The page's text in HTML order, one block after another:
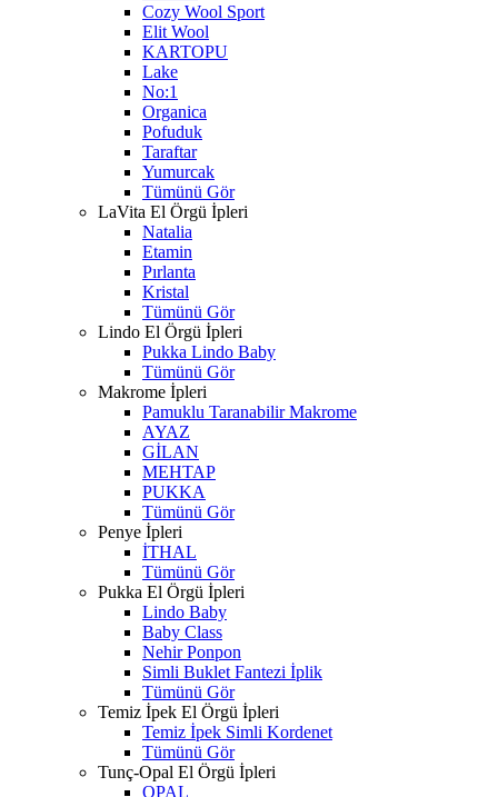
Cozy Wool Sport
Elit Wool
KARTOPU
Lake
No:1
Organica
Pofuduk
Taraftar
Yumurcak
Tümünü Gör
LaVita El Örgü İpleri
Natalia
Etamin
Pırlanta
Kristal
Tümünü Gör
Lindo El Örgü İpleri
Pukka Lindo Baby
Tümünü Gör
Makrome İpleri
Pamuklu Taranabilir Makrome
AYAZ
GİLAN
MEHTAP
PUKKA
Tümünü Gör
Penye İpleri
İTHAL
Tümünü Gör
Pukka El Örgü İpleri
Lindo Baby
Baby Class
Nehir Ponpon
Simli Buklet Fantezi İplik
Tümünü Gör
Temiz İpek El Örgü İpleri
Temiz İpek Simli Kordenet
Tümünü Gör
Tunç-Opal El Örgü İpleri
OPAL